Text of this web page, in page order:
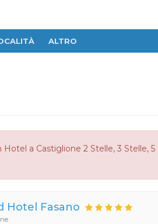
ALTRO
Hotel a Castiglione 2 Stelle, 3 Stelle,
Hotel Fasano